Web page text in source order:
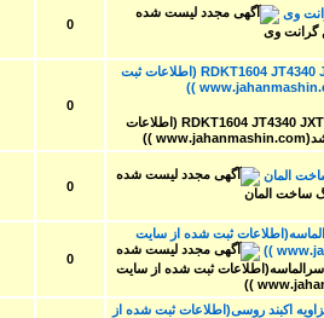
فروش ویژه تعداد ۲۰۰ عدد الماس RDKT1604 JT4340 JXTC (اطلاعات ثبت
المان
۶۰۰روسی-سرالماسه(اطلاعات ثبت شده از سایت
و چمدانیزاویه اکبند روسی(اطلاعات ثبت شده از